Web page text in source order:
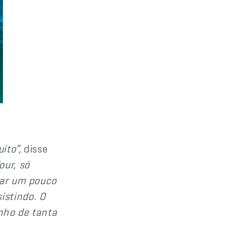
disse
só
um pouco
O
de tanta